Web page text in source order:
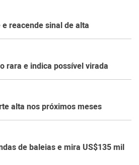
reacende sinal de alta
rara e indica possível virada
alta nos próximos meses
de baleias e mira US$135 mil